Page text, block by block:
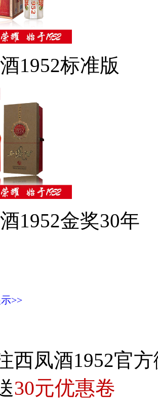
1952标准版
1952金奖30年
>>
西凤酒1952官
30元优惠卷